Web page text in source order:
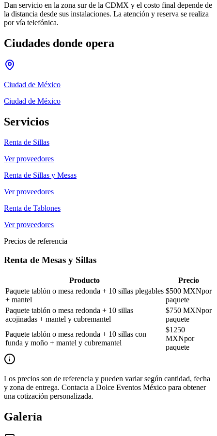
Dan servicio en la zona sur de la CDMX y el costo final depende de
la distancia desde sus instalaciones. La atención y reserva se realiza
por vía telefónica.
Ciudades donde opera
Ciudad de México
Ciudad de México
Servicios
Renta de Sillas
Ver proveedores
Renta de Sillas y Mesas
Ver proveedores
Renta de Tablones
Ver proveedores
Precios de referencia
Renta de Mesas y Sillas
Producto
Precio
Paquete tablón o mesa redonda + 10 sillas plegables
+ mantel
$500 MXNpor
paquete
Paquete tablón o mesa redonda + 10 sillas
acojinadas + mantel y cubremantel
$750 MXNpor
paquete
Paquete tablón o mesa redonda + 10 sillas con
funda y moño + mantel y cubremantel
$1250
MXNpor
paquete
Los precios son de referencia y pueden variar según cantidad, fecha
y zona de entrega. Contacta a Dolce Eventos México para obtener
una cotización personalizada.
Galería